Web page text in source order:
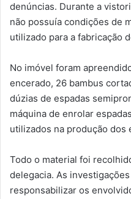
denúncias. Durante a
não possuía condições de
utilizado para a fabricação
No imóvel foram
encerado, 26 bambus
dúzias de espadas
máquina de enrolar
utilizados na produção dos
Todo o material foi
delegacia. As
responsabilizar os